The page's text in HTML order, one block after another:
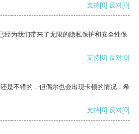
支持[0] 反对[0]
经为我们带来了无限的隐私保护和安全性保
支持[0] 反对[0]
是不错的，但偶尔也会出现卡顿的情况，希
支持[0] 反对[0]